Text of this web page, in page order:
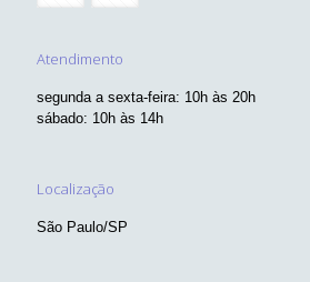
Atendimento
segunda a sexta-feira: 10h às 20h
sábado: 10h às 14h
Localização
São Paulo/SP